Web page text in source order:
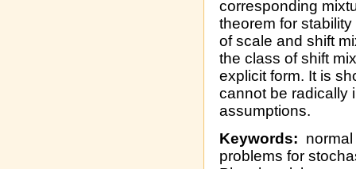
corresponding
theorem for
of scale and shift
the class of shift
explicit form. It is
cannot be radically
assumptions.
Keywords:
problems for